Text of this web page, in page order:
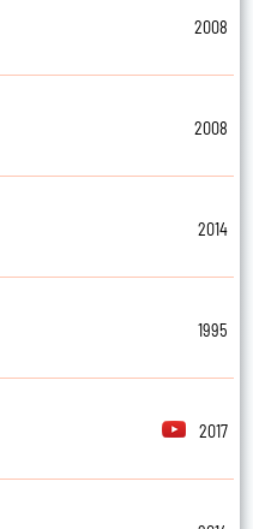
2008
2008
2014
1995
2017